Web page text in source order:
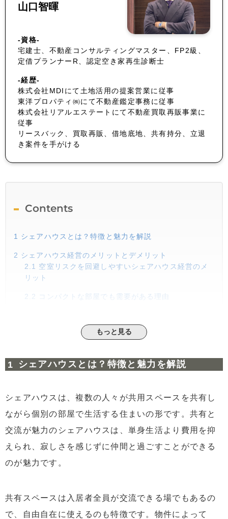
山口智暉
-資格-
宅建士、不動産コンサルティングマスター、FP2級、
定借プランナーR、認定空き家再生診断士
-経歴-
株式会社MDIにて土地活用の提案営業に従事
東洋プロパティ㈱にて不動産鑑定事務に従事
株式会社リアルエステートにて不動産買取再販事業に
従事
リースバック、買取再販、借地底地、共有持分、立退
き案件を手がける
Contents
1 シェアハウスとは？特徴と魅力を解説
2 シェアハウス経営のメリットとデメリット
2.1
空室リスクを回避しやすいシェアハウス経営のメ
リット
2.2 コンパクトな部屋でも需要がある理由
2.5 シェアハウス経営の負担は？管理業務の実態
2.7 シェアハウス経営にかかるコストとは？
3 シェアハウス経営にかかる費用の詳細
5 シェアハウス経営の始め方
5.1 コンセプト設計から始めるシェアハウス経営
もっと見る
シェアハウスとは？特徴と魅力を解説
シェアハウスは、複数の人々が共用スペースを共有し
ながら個別の部屋で生活する住まいの形です。共有と
交流が魅力のシェアハウスは、単身生活より費用を抑
えられ、寂しさを感じずに仲間と過ごすことができる
のが魅力です。
共有スペースは入居者全員が交流できる場でもあるの
で、自由自在に使えるのも特徴です。物件によって